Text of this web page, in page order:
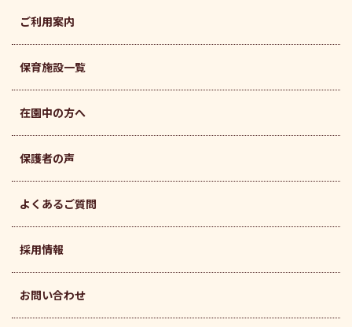
ご利用案内
保育施設一覧
在園中の方へ
保護者の声
よくあるご質問
採用情報
お問い合わせ